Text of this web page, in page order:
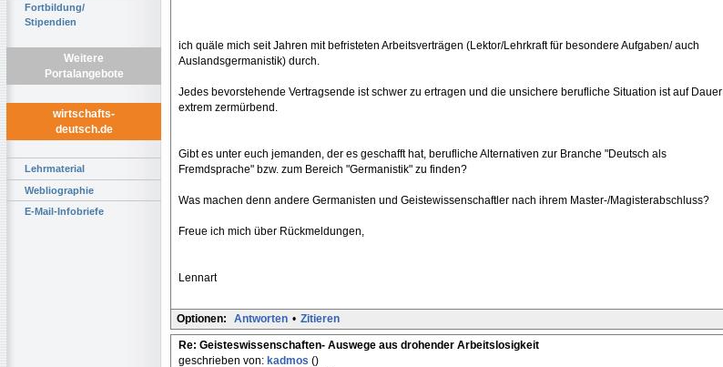
Fortbildung/
Stipendien
Weitere
Portalangebote
wirtschafts-
deutsch.de
Lehrmaterial
Webliographie
E-Mail-Infobriefe
ich quäle mich seit Jahren mit befristeten Arbeitsverträgen (Lektor/Lehrkraft für besondere Aufgaben/ auch
Auslandsgermanistik) durch.
Jedes bevorstehende Vertragsende ist schwer zu ertragen und die unsichere berufliche Situation ist auf Dauer
extrem zermürbend.
Gibt es unter euch jemanden, der es geschafft hat, berufliche Alternativen zur Branche "Deutsch als
Fremdsprache" bzw. zum Bereich "Germanistik" zu finden?
Was machen denn andere Germanisten und Geistewissenschaftler nach ihrem Master-/Magisterabschluss?
Freue ich mich über Rückmeldungen,
Lennart
Optionen: Antworten • Zitieren
Re: Geisteswissenschaften- Auswege aus drohender Arbeitslosigkeit
geschrieben von: kadmos ()